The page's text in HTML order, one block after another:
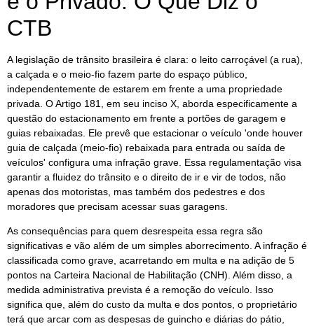
CTB
A legislação de trânsito brasileira é clara: o leito carroçável (a rua),
a calçada e o meio-fio fazem parte do espaço público,
independentemente de estarem em frente a uma propriedade
privada. O Artigo 181, em seu inciso X, aborda especificamente a
questão do estacionamento em frente a portões de garagem e
guias rebaixadas. Ele prevê que estacionar o veículo 'onde houver
guia de calçada (meio-fio) rebaixada para entrada ou saída de
veículos' configura uma infração grave. Essa regulamentação visa
garantir a fluidez do trânsito e o direito de ir e vir de todos, não
apenas dos motoristas, mas também dos pedestres e dos
moradores que precisam acessar suas garagens.
As consequências para quem desrespeita essa regra são
significativas e vão além de um simples aborrecimento. A infração é
classificada como grave, acarretando em multa e na adição de 5
pontos na Carteira Nacional de Habilitação (CNH). Além disso, a
medida administrativa prevista é a remoção do veículo. Isso
significa que, além do custo da multa e dos pontos, o proprietário
terá que arcar com as despesas de guincho e diárias do pátio,